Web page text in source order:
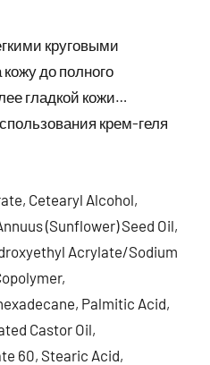
круговыми
до полного
гладкой кожи…
крем-геля
Cetearyl Alcohol,
(Sunflower) Seed Oil,
Acrylate/Sodium
Palmitic Acid,
Castor Oil,
60, Stearic Acid,